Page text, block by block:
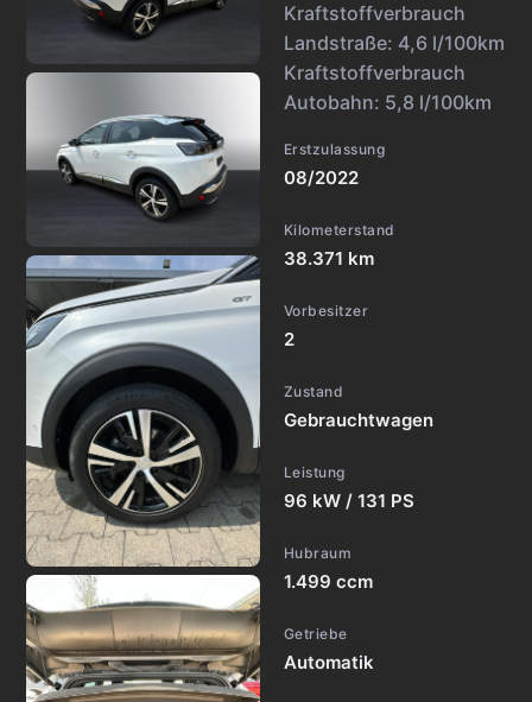
Kraftstoffverbrauch
Landstraße: 4,6 l/100km
Kraftstoffverbrauch
Autobahn: 5,8 l/100km
Erstzulassung
08/2022
Kilometerstand
38.371 km
Vorbesitzer
2
Zustand
Gebrauchtwagen
Leistung
96 kW / 131 PS
Hubraum
1.499 ccm
Getriebe
Automatik